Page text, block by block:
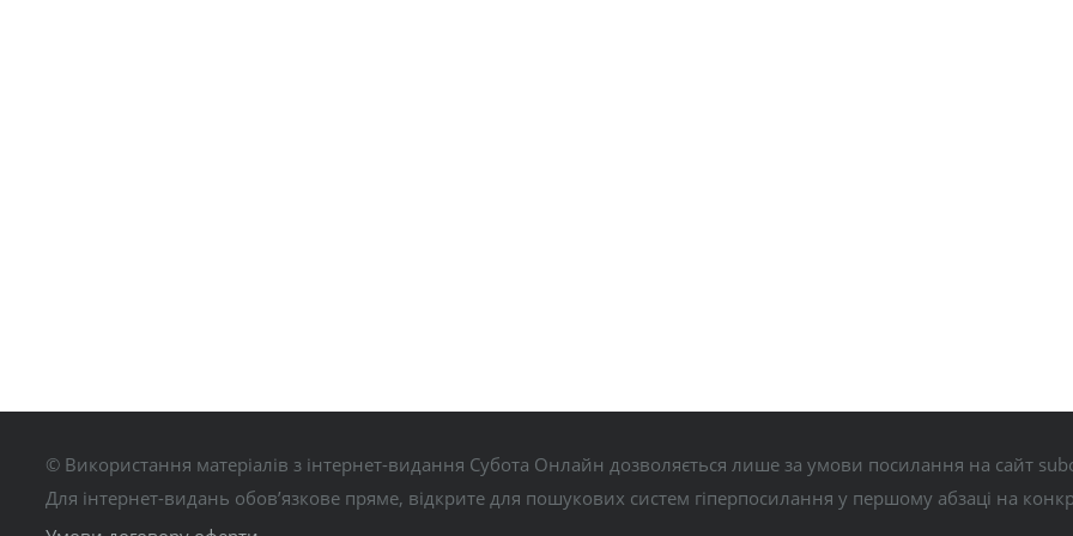
© Використання матеріалів з інтернет-видання Субота Онлайн дозволяється лише за умови посилання на сайт
Для інтернет-видань обов’язкове пряме, відкрите для пошукових систем гіперпосилання у першому абзаці на